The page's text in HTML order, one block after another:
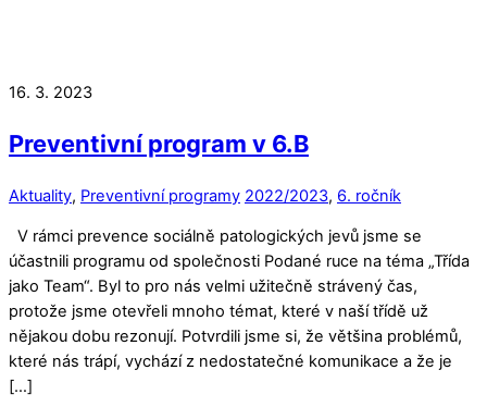
16. 3. 2023
Preventivní program v 6.B
Aktuality, Preventivní programy 2022/2023, 6. ročník
V rámci prevence sociálně patologických jevů jsme se
účastnili programu od společnosti Podané ruce na téma „Třída
jako Team“. Byl to pro nás velmi užitečně strávený čas,
protože jsme otevřeli mnoho témat, které v naší třídě už
nějakou dobu rezonují. Potvrdili jsme si, že většina problémů,
které nás trápí, vychází z nedostatečné komunikace a že je
[…]